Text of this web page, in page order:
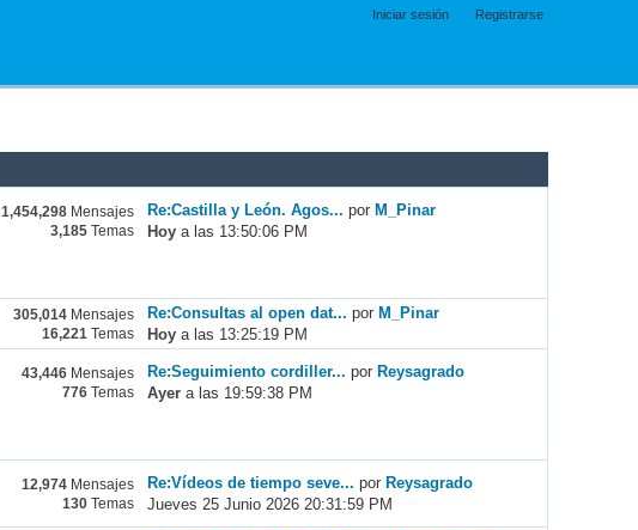
Iniciar sesión Registrarse
1,454,298 Mensajes
3,185 Temas
Re:Castilla y León. Agos... por M_Pinar
Hoy a las 13:50:06 PM
305,014 Mensajes
16,221 Temas
Re:Consultas al open dat... porM_Pinar
Hoy a las 13:25:19 PM
43,446 Mensajes
776 Temas
Re:Seguimiento cordiller... por Reysagrado
Ayer a las 19:59:38 PM
12,974 Mensajes
130 Temas
Re:Vídeos de tiempo seve... porReysagrado
Jueves 25 Junio 2026 20:31:59 PM